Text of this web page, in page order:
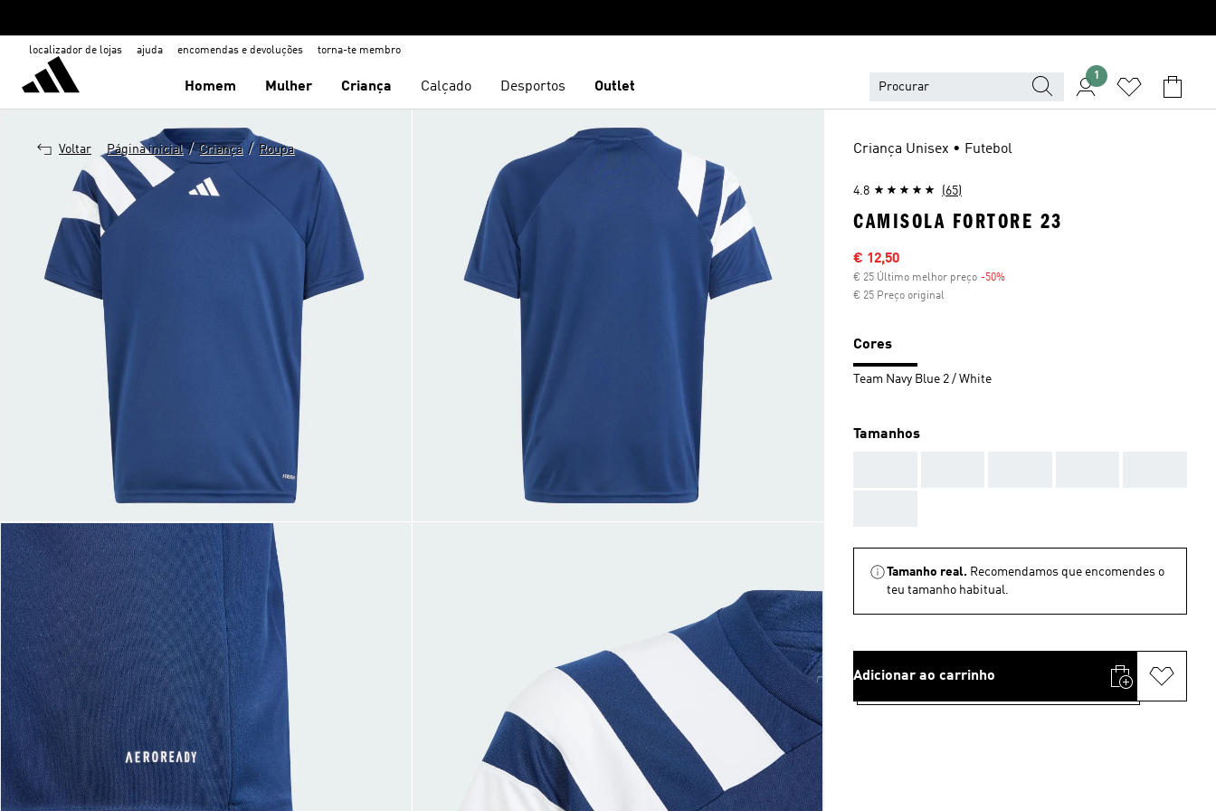
localizador de lojas ajuda encomendas e devoluções torna-te membro
Homem Mulher Criança Calçado Desportos Outlet
1
Voltar Página inicial / Criança / Roupa Criança Unisex • Futebol
4.8 (65)
CAMISOLA FORTORE 23
Preço com desconto
€ 12,50
€ 25 Último melhor preço -50%
€ 25 Preço original
Cores
Team Navy Blue 2 / White
Tamanhos
Tamanho real. Recomendamos que encomendes o
teu tamanho habitual.
Adicionar ao carrinho